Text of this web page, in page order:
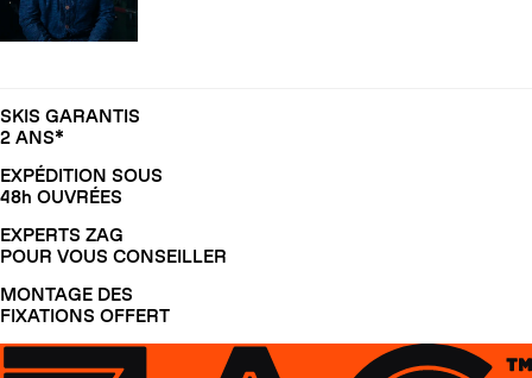
SKIS GARANTIS
2 ANS*
EXPÉDITION SOUS
48h OUVRÉES
EXPERTS ZAG
POUR VOUS CONSEILLER
MONTAGE DES
FIXATIONS OFFERT